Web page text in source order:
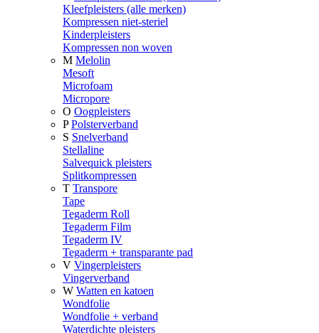
Kleefpleisters (alle merken)
Kompressen niet-steriel
Kinderpleisters
Kompressen non woven
M Melolin
Mesoft
Microfoam
Micropore
O Oogpleisters
P Polsterverband
S Snelverband
Stellaline
Salvequick pleisters
Splitkompressen
T Transpore
Tape
Tegaderm Roll
Tegaderm Film
Tegaderm IV
Tegaderm + transparante pad
V Vingerpleisters
Vingerverband
W Watten en katoen
Wondfolie
Wondfolie + verband
Waterdichte pleisters